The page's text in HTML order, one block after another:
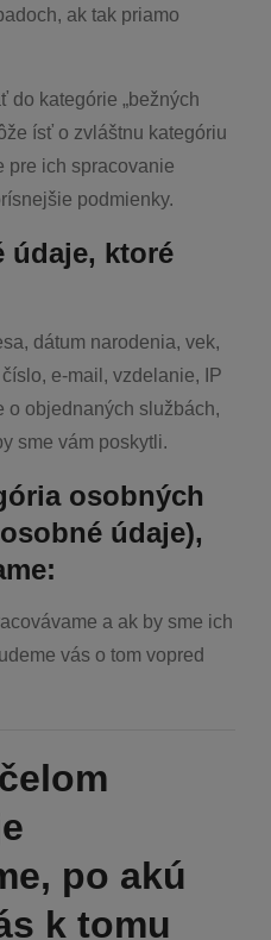
ak tak priamo
do kategórie „bežných
ísť o zvláštnu kategóriu
pre ich spracovanie
podmienky.
údaje, ktoré
dátum narodenia, vek,
e-mail, vzdelanie, IP
o objednaných službách,
sme vám poskytli.
osobných
údaje),
a ak by sme ich
vás o tom vopred
po akú
k tomu